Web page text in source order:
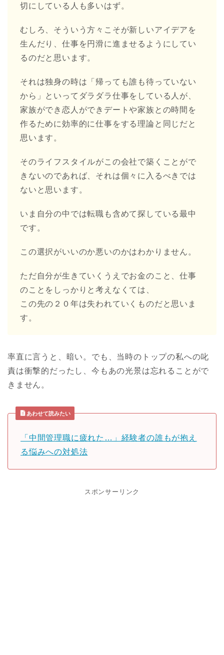
切にしている人も多いはず。
むしろ、そういう方々こそが新しいアイデアを
生んだり、仕事を円滑に進ませるようにしてい
るのだと思います。
それは独身の時は「帰っても誰も待っていない
から」といってダラダラ仕事をしている人が、
家族ができ恋人ができデートや家族との時間を
作るために効率的に仕事をする理論と同じだと
思います。
そのライフスタイルがこの会社で築くことがで
きないのであれば、それは個々に入るべきでは
ないと思います。
いま自分の中では転職も含めて探している最中
です。
この選択がいいのか悪いのかはわかりません。
ただ自分が生きていくうえでお金のこと、仕事
のことをしっかりと考えなくては、
この先の２０年は失われていくものだと思いま
す。
率直に言うと、暗い。でも、当時のトップの私への叱
責は衝撃的だったし、今もあの光景は忘れることがで
きません。
あわせて読みたい
「中間管理職に疲れた…」経験者の誰もが抱え
る悩みへの対処法
スポンサーリンク